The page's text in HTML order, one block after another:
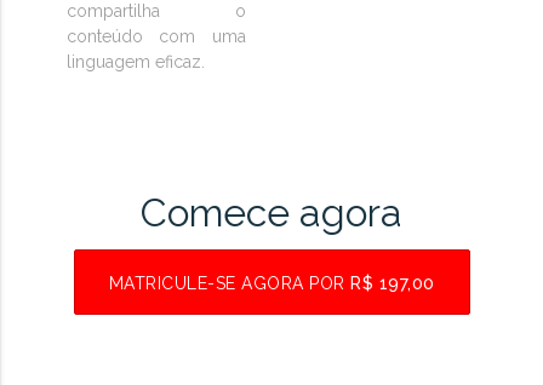
compartilha o
conteúdo com uma
linguagem eficaz.
Comece agora
MATRICULE-SE AGORA POR R$ 197,00